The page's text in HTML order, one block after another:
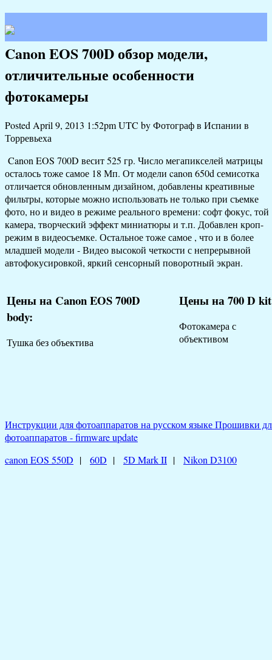
Canon EOS 700D обзор модели,
отличительные особенности
фотокамеры
Posted April 9, 2013 1:52pm UTC by Фотограф в Испании в
Торревьеха
Canon EOS 700D весит 525 гр. Число мегапикселей матрицы
осталось тоже самое 18 Мп. От модели canon 650d семисотка
отличаетсяобновленным дизайном, добавлены креативные
фильтры, которые можно использовать не только при съемке
фото, но и видео в режиме реального времени: софт фокус, той
камера, творческий эффект миниатюры и т.п. Добавлен кроп-
режим в видеосъемке. Остальное тоже самое , что и в более
младшей модели - Видео высокой четкости с непрерывной
автофокусировкой, яркий сенсорный поворотный экран.
Цены на Canon EOS 700D
body:
Тушка без объектива
Цены на 700 D
Фотокамера с
объективом
Инструкции для фотоаппаратов на русском языкеПрошивки
фотоаппаратов - firmware update
canon EOS 550D | 60D | 5D Mark II | Nikon D3100